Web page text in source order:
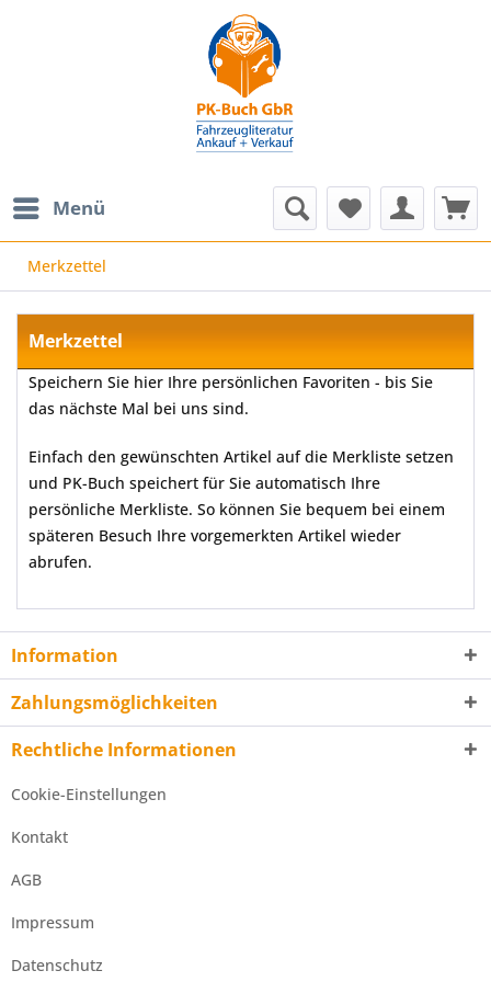
Menü
Merkzettel
Merkzettel
Speichern Sie hier Ihre persönlichen Favoriten - bis Sie
das nächste Mal bei uns sind.
Einfach den gewünschten Artikel auf die Merkliste setzen
und PK-Buch speichert für Sie automatisch Ihre
persönliche Merkliste. So können Sie bequem bei einem
späteren Besuch Ihre vorgemerkten Artikel wieder
abrufen.
Information
Zahlungsmöglichkeiten
Rechtliche Informationen
Cookie-Einstellungen
Kontakt
AGB
Impressum
Datenschutz